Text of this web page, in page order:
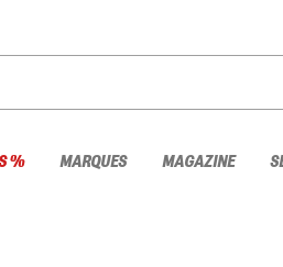
% MARQUES MAGAZINE